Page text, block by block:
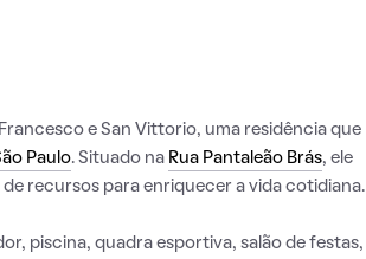
e San Vittorio, uma residência que
Paulo. Situado na Rua Pantaleão Brás, ele
recursos para enriquecer a vida cotidiana.
piscina, quadra esportiva, salão de festas,